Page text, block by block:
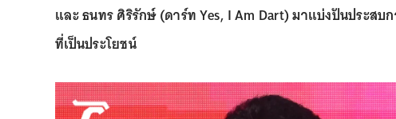
และ ธนทร ศิริรักษ์ (ดาร์ท Yes, I Am Dart) มาแบ่งปันประส
ที่เป็นประโยชน์